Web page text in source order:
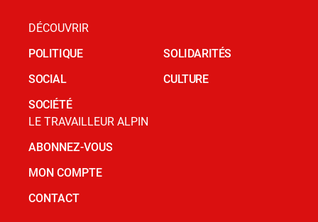
DÉCOUVRIR
POLITIQUE
SOCIAL
SOCIÉTÉ
SOLIDARITÉS
CULTURE
LE TRAVAILLEUR ALPIN
ABONNEZ-VOUS
MON COMPTE
CONTACT